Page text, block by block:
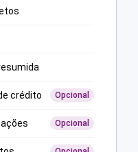
crédito Opcional
Opcional